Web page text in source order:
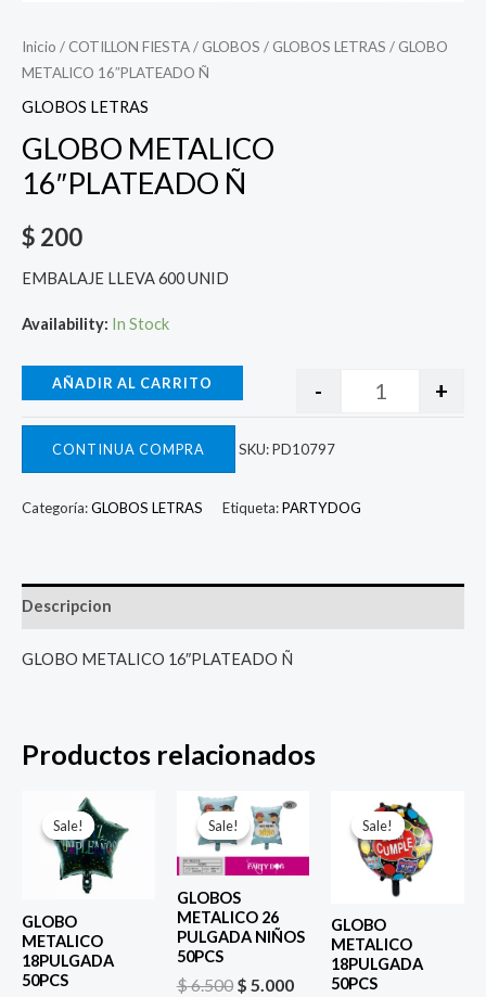
Inicio / COTILLON FIESTA/ GLOBOS / GLOBOS LETRAS / GLOBO
METALICO 16″PLATEADO Ñ
GLOBOS LETRAS
GLOBO METALICO
16″PLATEADO Ñ
$ 200
EMBALAJE LLEVA 600 UNID
Availability: In Stock
- +
AÑADIR AL CARRITO
CONTINUA COMPRA SKU:PD10797
Categoría:GLOBOS LETRAS Etiqueta:PARTYDOG
Descripcion
GLOBO METALICO 16″PLATEADO Ñ
Productos relacionados
Sale!
Sale!
GLOBO
METALICO
18PULGADA
50PCS
El
precio
original
era:
$ 4.000.
$ 2.800.
Sale!
Sale!
GLOBOS
METALICO 26
PULGADA NIÑOS
50PCS
$6.500
El
precio
original
era:
$ 6.500.
$ 5.000
El
Sale!
Sale!
GLOBO
METALICO
18PULGADA
50PCS
El
precio
original
era:
$ 4.000.